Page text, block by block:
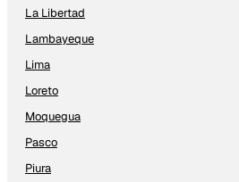
La Libertad
Lambayeque
Lima
Loreto
Moquegua
Pasco
Piura